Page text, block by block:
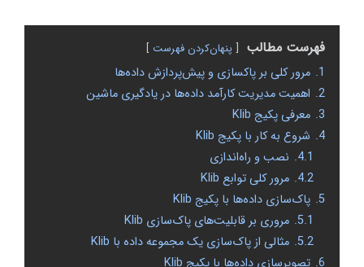
فهرست مطالب پنهان‌کردن فهرست
1. مرور کلی بر پاکسازی و پیش‌پردازش داده‌ها
2. اهمیت مدیریت کارآمد داده‌ها در یادگیری ماشین
3. معرفی پکیج Klib
4. شروع به کار با پکیج Klib
4.1. نصب و راه‌اندازی
4.2. مرور کلی توابع Klib
5. پاک‌سازی داده‌ها با پکیج Klib
5.1. مروری بر قابلیت‌های پاک‌سازی Klib
5.2. مثالی از پاک‌سازی یک مجموعه داده با Klib